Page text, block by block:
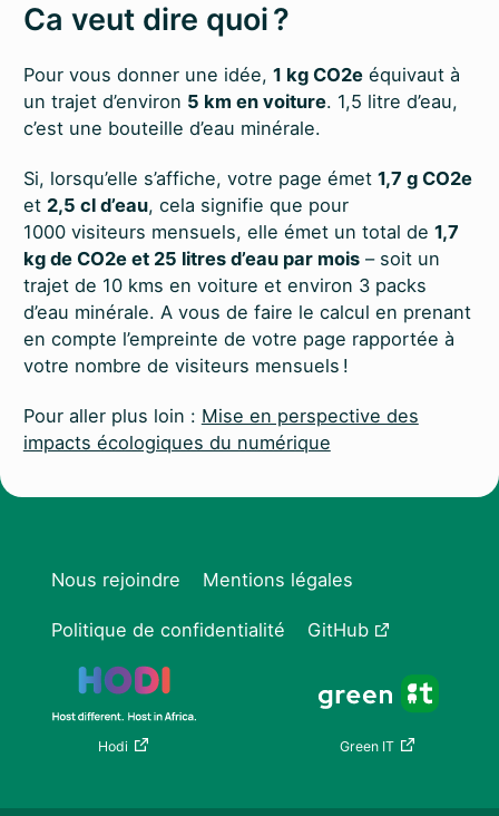
Ca veut dire quoi ?
Pour vous donner une idée, 1 kg CO2eéquivaut à
un trajet d’environ 5 km en voiture. 1,5 litre d’eau,
c’est une bouteille d’eau minérale.
Si, lorsqu’elle s’affiche, votre page émet 1,7 g CO2e
et 2,5 cl d’eau, cela signifie que pour
1000 visiteurs mensuels, elle émet un total de 1,7
kg de CO2e et 25 litres d’eau par mois– soit un
trajet de 10 kms en voiture et environ 3 packs
d’eau minérale. A vous de faire le calcul en prenant
en compte l’empreinte de votre page rapportée à
votre nombre de visiteurs mensuels !
Pour aller plus loin : Mise en perspective des
impacts écologiques du numérique
Nous rejoindre Mentions légales
Politique de confidentialité GitHub
Hodi Green IT